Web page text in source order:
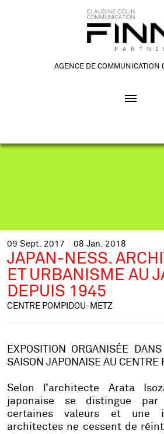
AGENCE DE COMMUNICATION
09 Sept. 2017 08 Jan. 2018
JAPAN-NESS.
ET URBANISME AU
DEPUIS 1945
CENTRE POMPIDOU-METZ
EXPOSITION ORGANISÉE
SAISON JAPONAISE AU
Selon l’architecte Arata
japonaise se distingue par
certaines valeurs et une
architectes ne cessent de